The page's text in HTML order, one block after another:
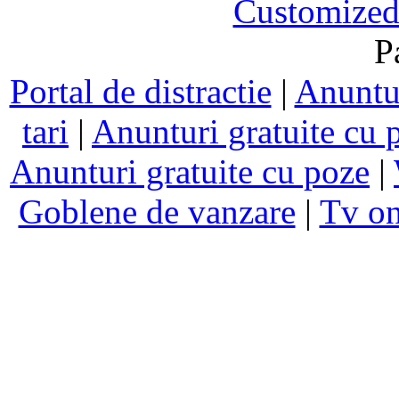
Portal de distractie |
tari | Anunturi gratuite cu
Anunturi gratuite cu poze |
Goblene de vanzare | Tv